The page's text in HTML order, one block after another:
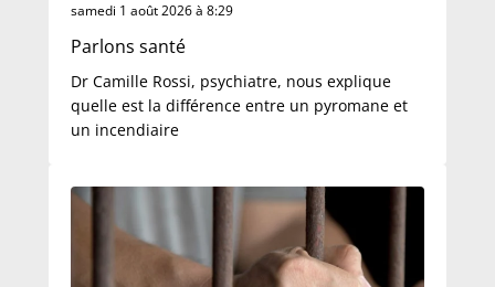
samedi 1 août 2026 à 8:29
Parlons santé
Dr Camille Rossi, psychiatre, nous explique
quelle est la différence entre un pyromane et
un incendiaire